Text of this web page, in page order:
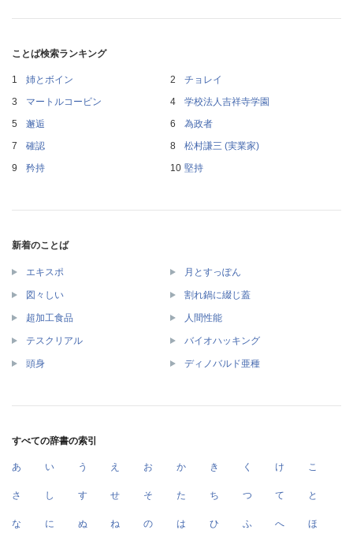
ことば検索ランキング
姉とボイン
チョレイ
マートルコービン
学校法人吉祥寺学園
邂逅
為政者
確認
松村謙三 (実業家)
矜持
堅持
新着のことば
エキスポ 月とすっぽん
図々しい 割れ鍋に綴じ蓋
超加工食品 人間性能
テスクリアル バイオハッキング
頭身 ディノバルド亜種
すべての辞書の索引
あ い う え お か き く け こ
さ し す せ そ た ち つ て と
な に ぬ ね の は ひ ふ へ ほ